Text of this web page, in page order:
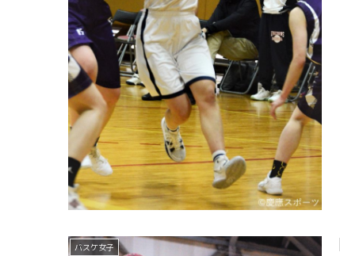
バスケ女子